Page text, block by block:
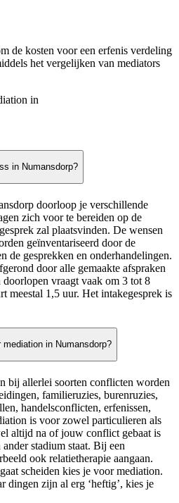
de kosten voor een erfenis verdeling
het vergelijken van mediators
in
in Numansdorp?
doorloop je verschillende
zich voor te bereiden op de
zal plaatsvinden. De wensen
geïnventariseerd door de
de gesprekken en onderhandelingen.
door alle gemaakte afspraken
vraagt vaak om 3 tot 8
meestal 1,5 uur. Het intakegesprek is
in Numansdorp?
bij allerlei soorten conflicten worden
familieruzies, burenruzies,
handelsconflicten, erfenissen,
is voor zowel particulieren als
altijd na of jouw conflict gebaat is
stadium staat. Bij een
ook relatietherapie aangaan.
scheiden kies je voor mediation.
dingen zijn al erg ‘heftig’, kies je